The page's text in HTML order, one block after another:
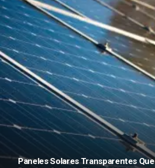
Paneles Solares Transparentes Que